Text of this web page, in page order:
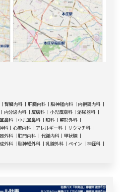
腎臓内科 肝臓内科 脳神経内科
内視鏡内科
内分泌内科 皮膚科 小児皮膚科
泌尿器科
耳鼻科 小児耳鼻科 眼科
整形外科
科 心療内科 アレルギー科
リウマチ科
外科 肛門内科 代謝内科
甲状腺
外科 脳神経外科 乳腺外科 ペイン
神経科